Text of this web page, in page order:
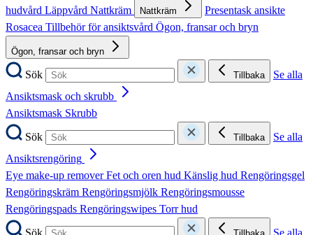
hudvård Läppvård Nattkräm Nattkräm
Presentask ansikte
Rosacea Tillbehör för ansiktsvård Ögon, fransar och bryn
Ögon, fransar och bryn
Sök Tillbaka
Se alla
Ansiktsmask och skrubb
Ansiktsmask Skrubb
Sök
Tillbaka
Se alla
Ansiktsrengöring
Eye make-up removerFet och oren hud Känslig hud Rengöringsgel
Rengöringskräm Rengöringsmjölk Rengöringsmousse
Rengöringspads Rengöringswipes Torr hud